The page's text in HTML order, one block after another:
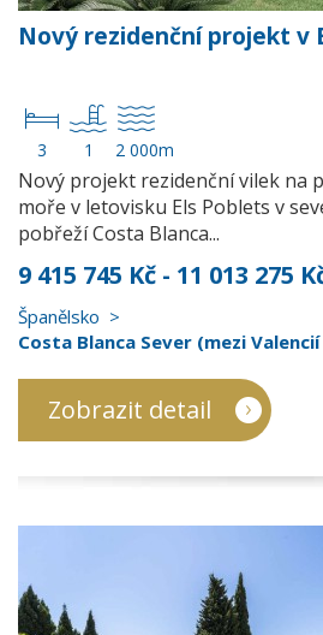
Nový rezidenční projekt v
3 1 2 000m
Nový projekt rezidenční vilek na
moře v letovisku Els Poblets v
pobřeží Costa Blanca...
9 415 745 Kč - 11 013 275
Španělsko
Costa Blanca Sever (mezi
Zobrazit detail